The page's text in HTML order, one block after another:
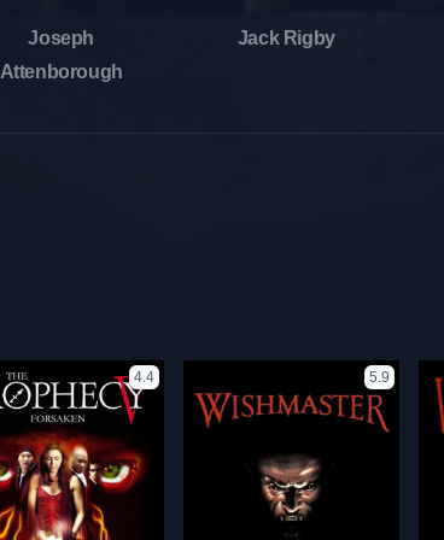
Joseph
Attenborough
Jack Rigby
4.4 5.9